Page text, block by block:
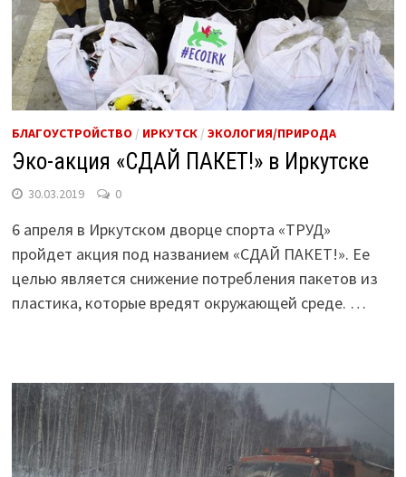
БЛАГОУСТРОЙСТВО / ИРКУТСК/ ЭКОЛОГИЯ/ПРИРОДА
Эко-акция «СДАЙ ПАКЕТ!» в Иркутске
30.03.2019 0
6 апреля в Иркутском дворце спорта «ТРУД»
пройдет акция под названием «СДАЙ ПАКЕТ!». Ее
целью является снижение потребления пакетов из
пластика, которые вредят окружающей среде. …